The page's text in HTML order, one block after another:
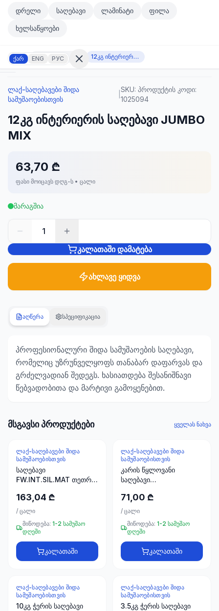
მთავარ კონტენტზე გადასვლა
მთავარ კონტენტზე გადასვლა
დრელი საღებავი ლამინატი ფილა
ხელსაწყოები
ქარ ENG РУС
შესვლა
გაქვთ
ანგარიში?
რეგისტრაცია
ᲙᲐᲢᲔᲒᲝᲠᲘᲔᲑᲘ
ეზო
პროდუქტი
მასალები
489
პროდუქტი
კლიმატური
პროდუქტი
50 პროდუქტი
ელექტრო
მასალები
30
პროდუქტი
სამაგრები
პროდუქტი
10
პროდუქტი
ლაქ-საღებავები შიდა სამუშაოებისთვის 12კგ ინტერიერის საღებავი JUMBO MIX
ლაქ-საღებავები შიდა
სამუშაოებისთვის
SKU: პროდუქტის კოდი:
1025094
12კგ ინტერიერის საღებავი JUMBO
MIX
63,70 ₾
ფასი მოიცავს დღგ-ს • ცალი
მარაგშია
1
კალათაში დამატება
ახლავე ყიდვა
აღწერა სპეციფიკაცია
პროფესიონალური შიდა სამუშაოების საღებავი,
რომელიც უზრუნველყოფს თანაბარ დაფარვას და
გრძელვადიან შედეგს. ხასიათდება შესანიშნავი
წებვადობითა და მარტივი გამოყენებით.
მსგავსი პროდუქტები ყველას ნახვა
ᲚᲐᲥ-ᲡᲐᲦᲔᲑᲐᲕᲔᲑᲘ ᲨᲘᲓᲐ
ᲡᲐᲛᲣᲨᲐᲝᲔᲑᲘᲡᲗᲕᲘᲡ
საღებავი
FW.INT.SIL.MAT თეთრი
163,04 ₾
/ ცალი
მიწოდება: 1-2 სამუშაო
დღეში
კალათაში
ᲚᲐᲥ-ᲡᲐᲦᲔᲑᲐᲕᲔᲑᲘ ᲨᲘᲓᲐ
ᲡᲐᲛᲣᲨᲐᲝᲔᲑᲘᲡᲗᲕᲘᲡ
კარის წყლოვანი
საღებავი
FAWORI
71,00 ₾
/ ცალი
მიწოდება: 1-2 სამუშაო
დღეში
კალათაში
ᲚᲐᲥ-ᲡᲐᲦᲔᲑᲐᲕᲔᲑᲘ ᲨᲘᲓᲐ
ᲡᲐᲛᲣᲨᲐᲝᲔᲑᲘᲡᲗᲕᲘᲡ
10კგ ჭერის საღებავი
ᲚᲐᲥ-ᲡᲐᲦᲔᲑᲐᲕᲔᲑᲘ ᲨᲘᲓᲐ
ᲡᲐᲛᲣᲨᲐᲝᲔᲑᲘᲡᲗᲕᲘᲡ
3.5კგ ჭერის საღებავი